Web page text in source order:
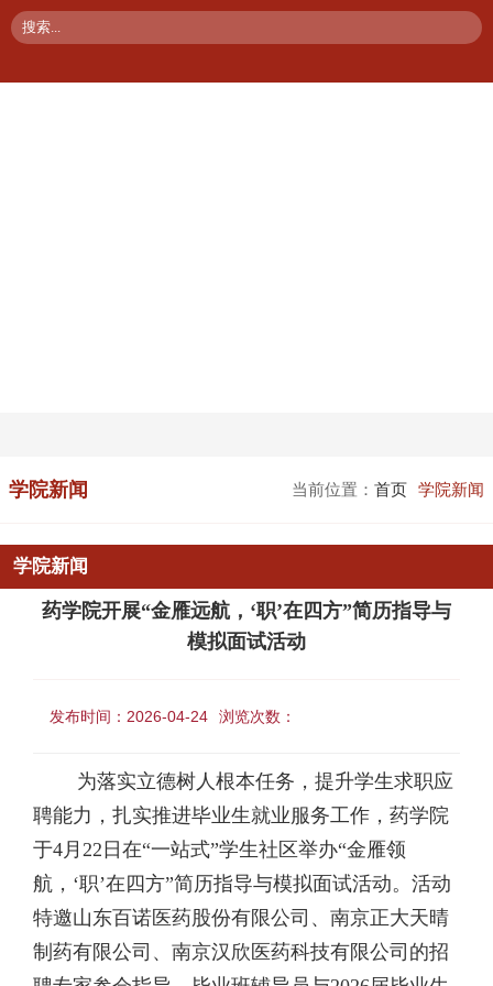
学院新闻
当前位置： 首页 学院新闻
学院新闻
药学院开展“金雁远航，‘职’在四方”简历指导与
模拟面试活动
发布时间：2026-04-24 浏览次数：
为落实立德树人根本任务，提升学生求职应
聘能力，扎实推进毕业生就业服务工作，药学院
于4月22日在“一站式”学生社区举办“金雁领
航，‘职’在四方”简历指导与模拟面试活动。活动
特邀山东百诺医药股份有限公司、南京正大天晴
制药有限公司、南京汉欣医药科技有限公司的招